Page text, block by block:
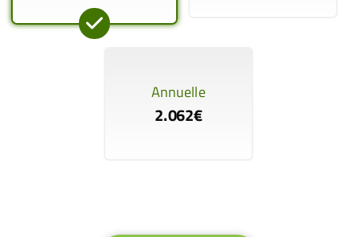
Annuelle
2.062€